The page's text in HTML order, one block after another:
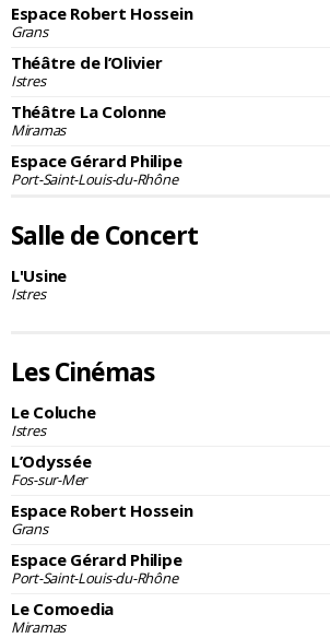
Espace Robert Hossein
Grans
Théâtre de l’Olivier
Istres
Théâtre La Colonne
Miramas
Espace Gérard Philipe
Port-Saint-Louis-du-Rhône
Salle de Concert
L'Usine
Istres
Les Cinémas
Le Coluche
Istres
L’Odyssée
Fos-sur-Mer
Espace Robert Hossein
Grans
Espace Gérard Philipe
Port-Saint-Louis-du-Rhône
Le Comoedia
Miramas